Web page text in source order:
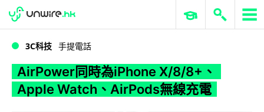
WWDC 2026 ERP 與商業 AI
3C科技 手提電話
AirPower同時為iPhone X/8/8+、
Apple Watch、AirPods無線充電